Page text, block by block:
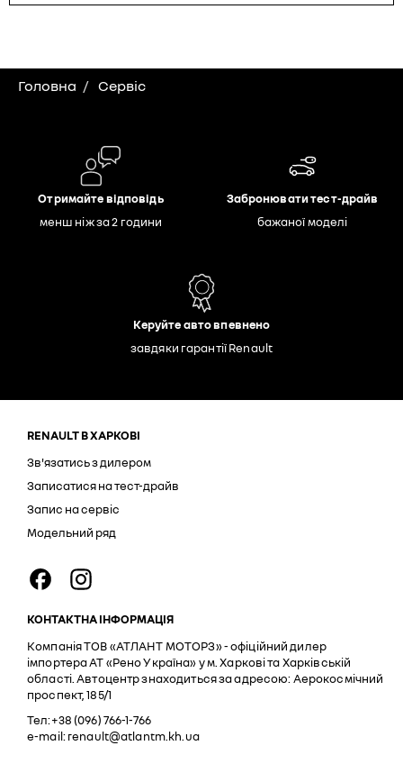
Головна Сервіс
Отримайте відповідь
менш ніж за 2 години
Забронювати тест-драйв
бажаної моделі
Керуйте авто впевнено
завдяки гарантії Renault
RENAULT В ХАРКОВІ
Зв'язатись з дилером
Записатися на тест-драйв
Запис на сервіс
Модельний ряд
КОНТАКТНА ІНФОРМАЦІЯ
Компанія ТОВ «АТЛАНТ МОТОРЗ» - офіційний дилер
імпортера АТ «Рено Україна» у м. Харкові та Харківській
області. Автоцентр знаходиться за адресою: Аерокосмічний
проспект, 185/1
Тел:+38 (096) 766-1-766
e-mail: renault@atlantm.kh.ua